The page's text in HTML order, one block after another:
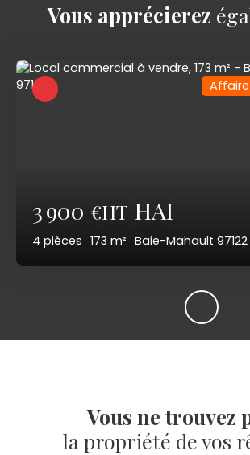
Vous apprécierez
3 900 €HT HAI
4 pièces 173 m² Baie-Mahault 97122
Vous ne trouvez
la propriété de vos